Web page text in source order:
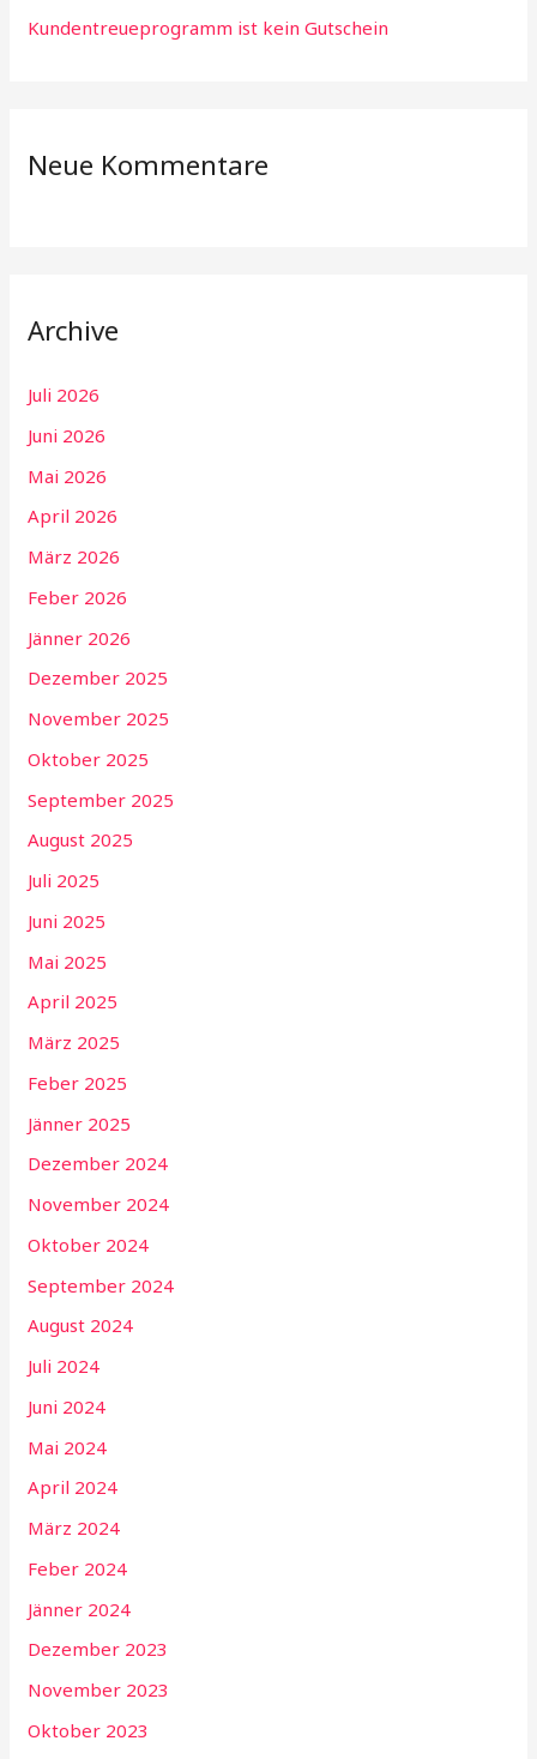
Kundentreueprogramm ist kein Gutschein
Neue Kommentare
Archive
Juli 2026
Juni 2026
Mai 2026
April 2026
März 2026
Feber 2026
Jänner 2026
Dezember 2025
November 2025
Oktober 2025
September 2025
August 2025
Juli 2025
Juni 2025
Mai 2025
April 2025
März 2025
Feber 2025
Jänner 2025
Dezember 2024
November 2024
Oktober 2024
September 2024
August 2024
Juli 2024
Juni 2024
Mai 2024
April 2024
März 2024
Feber 2024
Jänner 2024
Dezember 2023
November 2023
Oktober 2023